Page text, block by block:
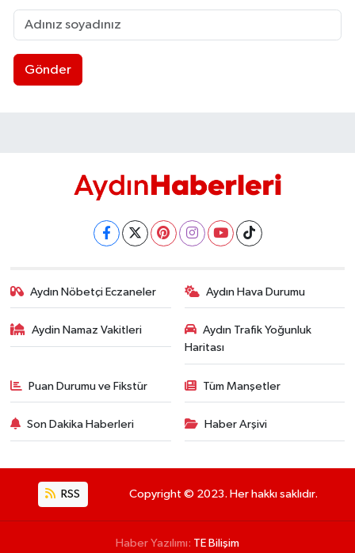
Gönder
Aydın Nöbetçi Eczaneler Aydın Hava Durumu
Aydin Namaz Vakitleri
Aydın Trafik Yoğunluk
Haritası
Puan Durumu ve Fikstür Tüm Manşetler
Son Dakika Haberleri Haber Arşivi
RSS Copyright © 2023. Her hakkı saklıdır.
Haber Yazılımı: TE Bilişim